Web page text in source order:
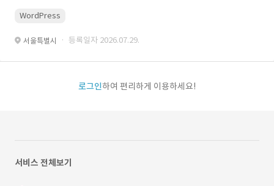
WordPress
서울특별시 · 등록일자 2026.07.29.
로그인하여 편리하게 이용하세요!
서비스 전체보기